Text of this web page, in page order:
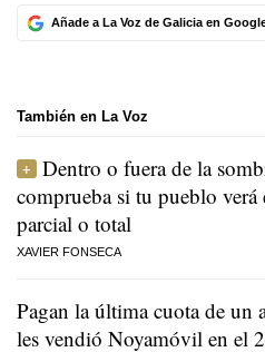
Añade a La Voz de Galicia en
También en La Voz
Dentro o fuera de la
comprueba si tu pueblo verá
parcial o total
XAVIER FONSECA
Pagan la última cuota de un
les vendió Noyamóvil en el